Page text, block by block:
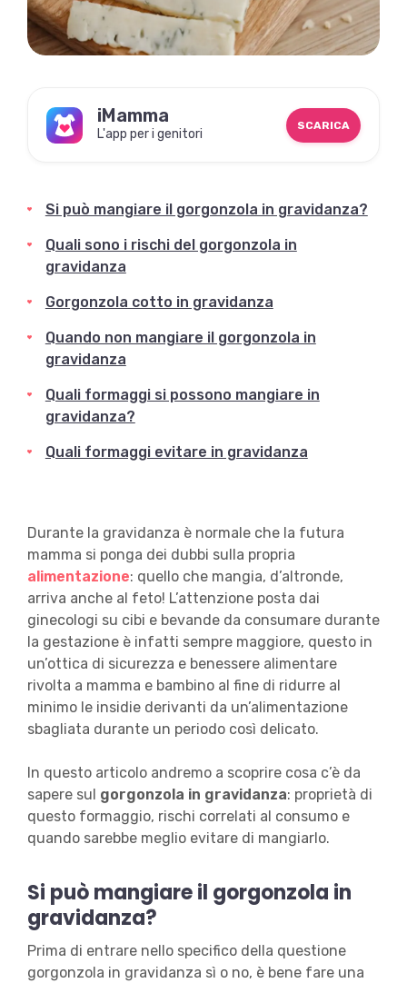
iMamma
L'app per i genitori
SCARICA
Si può mangiare il gorgonzola in gravidanza?
Quali sono i rischi del gorgonzola in
gravidanza
Gorgonzola cotto in gravidanza
Quando non mangiare il gorgonzola in
gravidanza
Quali formaggi si possono mangiare in
gravidanza?
Quali formaggi evitare in gravidanza
Durante la gravidanza è normale che la futura
mamma si ponga dei dubbi sulla propria
alimentazione: quello che mangia, d’altronde,
arriva anche al feto! L’attenzione posta dai
ginecologi su cibi e bevande da consumare durante
la gestazione è infatti sempre maggiore, questo in
un’ottica di sicurezza e benessere alimentare
rivolta a mamma e bambino al fine di ridurre al
minimo le insidie derivanti da un’alimentazione
sbagliata durante un periodo così delicato.
In questo articolo andremo a scoprire cosa c’è da
sapere sul gorgonzola in gravidanza: proprietà di
questo formaggio, rischi correlati al consumo e
quando sarebbe meglio evitare di mangiarlo.
Si può mangiare il gorgonzola in
gravidanza?
Prima di entrare nello specifico della questione
gorgonzola in gravidanza sì o no, è bene fare una